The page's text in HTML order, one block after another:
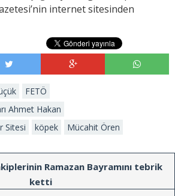
internet sitesinden
FETÖ
Ahmet Hakan
Sitesi
köpek Mücahit Ören
Ramazan Bayramını tebrik
ketti